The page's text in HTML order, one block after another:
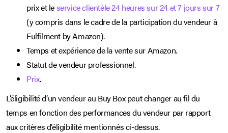
prix et leservice clientèle 24 heures sur 24 et 7 jours sur 7
(y compris dans le cadre de la participation du vendeur à
Fulfilment by Amazon).
Temps et expérience de la vente sur Amazon.
Statut de vendeur professionnel.
Prix.
L’éligibilité d’un vendeur au Buy Box peut changer au fil du
temps en fonction des performances du vendeur par rapport
aux critères d’éligibilité mentionnés ci-dessus.